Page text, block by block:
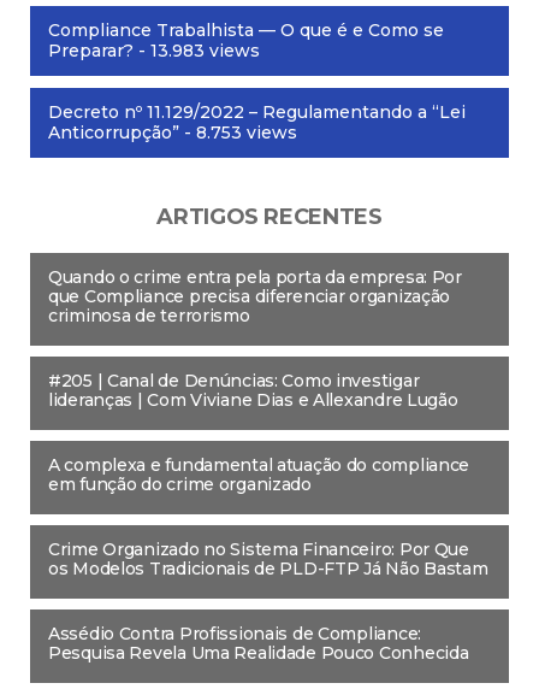
Compliance Trabalhista — O que é e Como se
Preparar? - 13.983 views
Decreto nº 11.129/2022 – Regulamentando a “Lei
Anticorrupção” - 8.753 views
ARTIGOS RECENTES
Quando o crime entra pela porta da empresa: Por
que Compliance precisa diferenciar organização
criminosa de terrorismo
#205 | Canal de Denúncias: Como investigar
lideranças | Com Viviane Dias e Allexandre Lugão
A complexa e fundamental atuação do compliance
em função do crime organizado
Crime Organizado no Sistema Financeiro: Por Que
os Modelos Tradicionais de PLD-FTP Já Não Bastam
Assédio Contra Profissionais de Compliance:
Pesquisa Revela Uma Realidade Pouco Conhecida